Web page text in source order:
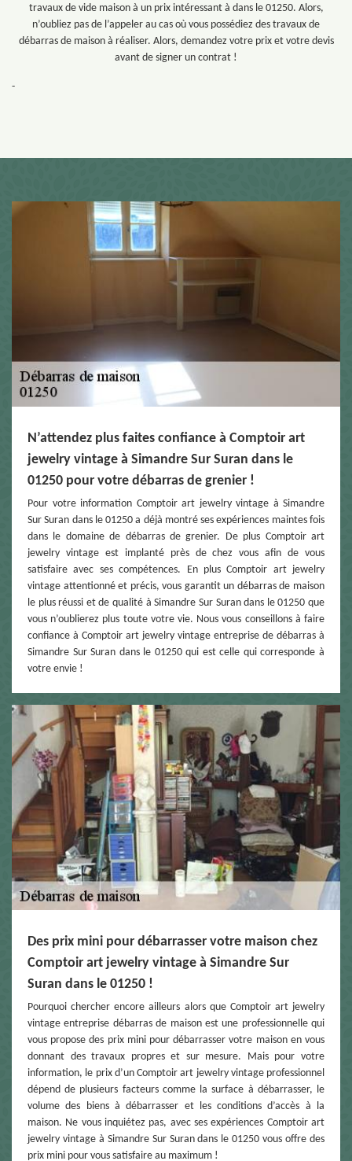
travaux de vide maison à un prix intéressant à dans le 01250. Alors,
n’oubliez pas de l’appeler au cas où vous possédiez des travaux de
débarras de maison à réaliser. Alors, demandez votre prix et votre devis
avant de signer un contrat !
-
N’attendez plus faites confiance à Comptoir art
jewelry vintage à Simandre Sur Suran dans le
01250 pour votre débarras de grenier !
Pour votre information Comptoir art jewelry vintage à Simandre
Sur Suran dans le 01250 a déjà montré ses expériences maintes fois
dans le domaine de débarras de grenier. De plus Comptoir art
jewelry vintage est implanté près de chez vous afin de vous
satisfaire avec ses compétences. En plus Comptoir art jewelry
vintage attentionné et précis, vous garantit un débarras de maison
le plus réussi et de qualité à Simandre Sur Suran dans le 01250 que
vous n’oublierez plus toute votre vie. Nous vous conseillons à faire
confiance à Comptoir art jewelry vintage entreprise de débarras à
Simandre Sur Suran dans le 01250 qui est celle qui corresponde à
votre envie !
Des prix mini pour débarrasser votre maison chez
Comptoir art jewelry vintage à Simandre Sur
Suran dans le 01250 !
Pourquoi chercher encore ailleurs alors que Comptoir art jewelry
vintage entreprise débarras de maison est une professionnelle qui
vous propose des prix mini pour débarrasser votre maison en vous
donnant des travaux propres et sur mesure. Mais pour votre
information, le prix d’un Comptoir art jewelry vintage professionnel
dépend de plusieurs facteurs comme la surface à débarrasser, le
volume des biens à débarrasser et les conditions d’accès à la
maison. Ne vous inquiétez pas, avec ses expériences Comptoir art
jewelry vintage à Simandre Sur Suran dans le 01250 vous offre des
prix mini pour vous satisfaire au maximum !